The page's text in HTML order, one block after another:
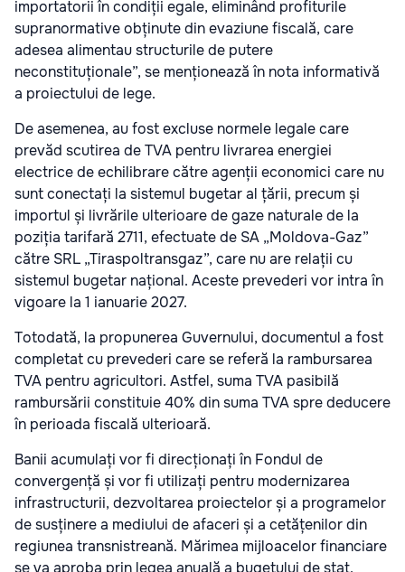
importatorii în condiții egale, eliminând profiturile
supranormative obținute din evaziune fiscală, care
adesea alimentau structurile de putere
neconstituționale”, se menționează în nota informativă
a proiectului de lege.
De asemenea, au fost excluse normele legale care
prevăd scutirea de TVA pentru livrarea energiei
electrice de echilibrare către agenții economici care nu
sunt conectați la sistemul bugetar al țării, precum și
importul și livrările ulterioare de gaze naturale de la
poziția tarifară 2711, efectuate de SA „Moldova-Gaz”
către SRL „Tiraspoltransgaz”, care nu are relații cu
sistemul bugetar național. Aceste prevederi vor intra în
vigoare la 1 ianuarie 2027.
Totodată, la propunerea Guvernului, documentul a fost
completat cu prevederi care se referă la rambursarea
TVA pentru agricultori. Astfel, suma TVA pasibilă
rambursării constituie 40% din suma TVA spre deducere
în perioada fiscală ulterioară.
Banii acumulați vor fi direcționați în Fondul de
convergență și vor fi utilizați pentru modernizarea
infrastructurii, dezvoltarea proiectelor și a programelor
de susținere a mediului de afaceri și a cetățenilor din
regiunea transnistreană. Mărimea mijloacelor financiare
se va aproba prin legea anuală a bugetului de stat.